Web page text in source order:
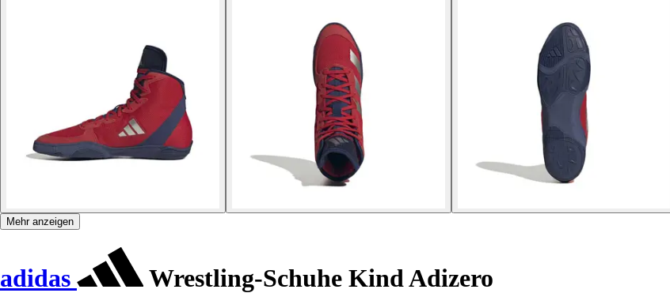
Mehr anzeigen
adidas Wrestling-Schuhe Kind Adizero